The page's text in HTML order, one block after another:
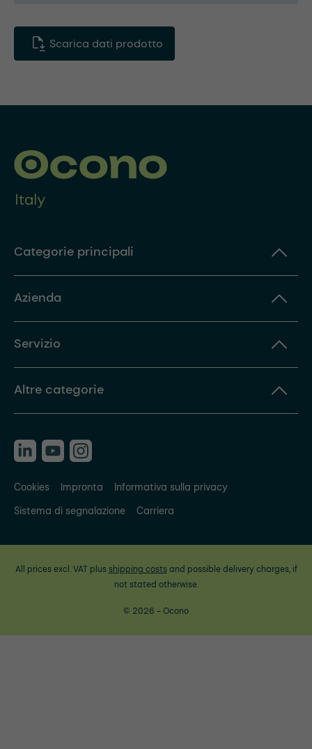
Scarica dati prodotto
Categorie principali
Azienda
Servizio
Altre categorie
Cookies Impronta
Informativa sulla privacy
Sistema di segnalazione
Carriera
All prices excl. VAT plus shipping costsand possible delivery charges, if
not stated otherwise.
© 2026 - Ocono